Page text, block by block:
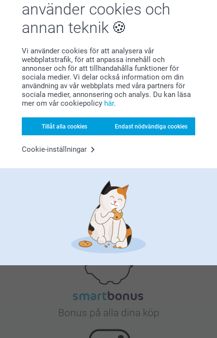
använder cookies och
annan teknik
Vi använder cookies för att analysera vår
webbplatstrafik, för att anpassa innehåll och
annonser och för att tillhandahålla funktioner för
sociala medier. Vi delar också information om din
användning av vår webbplats med våra partners för
sociala medier, annonsering och analys. Du kan läsa
mer om vår cookiepolicy här.
Tillåt alla cookies Endast nödvändiga cookies
Cookie-inställningar
(1 omdömen) (266 omdömen)
Smart2Give Personliga
Från 549,00
Personlig necessär
299,00
(5 omdömen)
Varförsmartphoto?
Nöjd kundgaranti
Bonus på alla dina köp